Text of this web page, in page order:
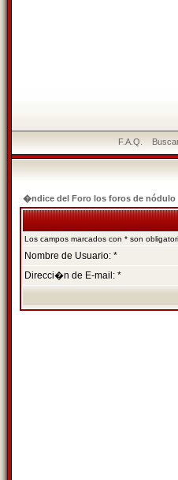
F.A.Q.
�ndice del Foro los foros de nódulo
Los campos marcados con * son
Nombre de Usuario: *
Direcci�n de E-mail: *